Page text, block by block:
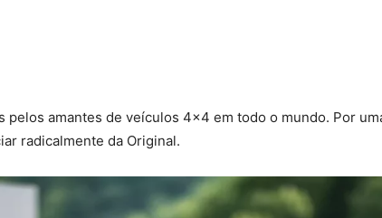
amantes de veículos 4×4 em todo o mundo. Por
radicalmente da Original.